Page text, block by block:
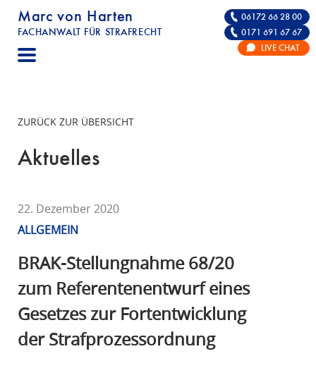
Marc von Harten
FACHANWALT FÜR STRAFRECHT
STRAFRECHT | RECHTSANWALT FÜR DIE
06172 66 28 00
0171 691 67 67
LIVE CHAT
ZURÜCK ZUR ÜBERSICHT
Aktuelles
22. Dezember 2020
ALLGEMEIN
BRAK-Stellungnahme 68/20
zum Referentenentwurf eines
Gesetzes zur Fortentwicklung
der Strafprozessordnung